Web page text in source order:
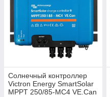
Солнечный контроллер
Victron Energy SmartSolar
MPPT 250/85-MC4 VE.Can